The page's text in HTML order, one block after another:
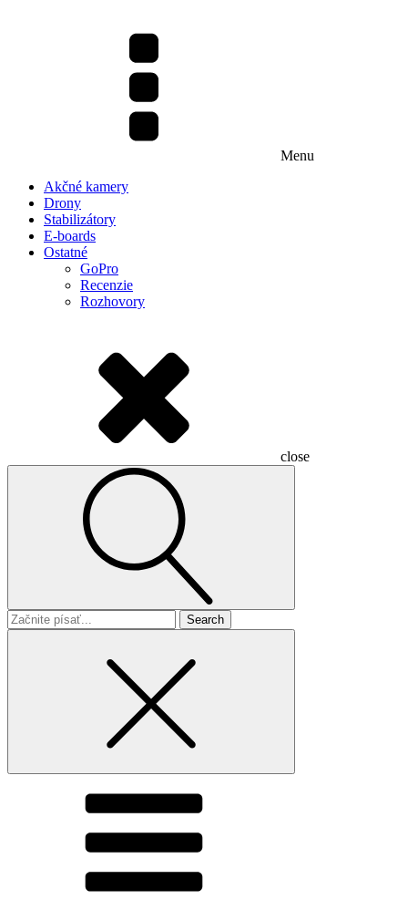
Menu
Akčné kamery
Drony
Stabilizátory
E-boards
Ostatné
GoPro
Recenzie
Rozhovory
close
Search
for